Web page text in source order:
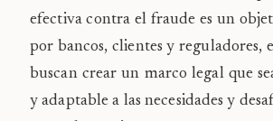
efectiva contra el fraude es un
por bancos, clientes y reguladores,
buscan crear un marco legal que
y adaptable a las necesidades y